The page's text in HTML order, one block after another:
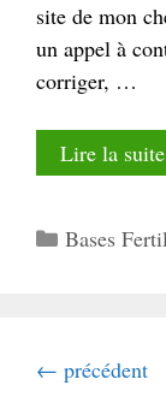
site de mon
un appel à
corriger, …
Lire la suite
Catégories
Bases
← précédent